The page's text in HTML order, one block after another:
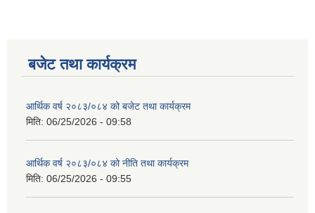
बजेट तथा कार्यक्रम
आर्थिक वर्ष २०८३/०८४ को बजेट तथा कार्यक्रम
मिति: 06/25/2026 - 09:58
आर्थिक वर्ष २०८३/०८४ को नीति तथा कार्यक्रम
मिति: 06/25/2026 - 09:55